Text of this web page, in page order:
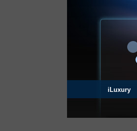
iLuxury